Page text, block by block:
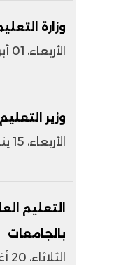
وزارة
الأربعاء، 01 أبريل 2026 05:48 م
وزير
الأربعاء، 15 يناير 2025 12:15 م
بالجامعات
الثلاثاء، 20 أغسطس 2024 12:05 م